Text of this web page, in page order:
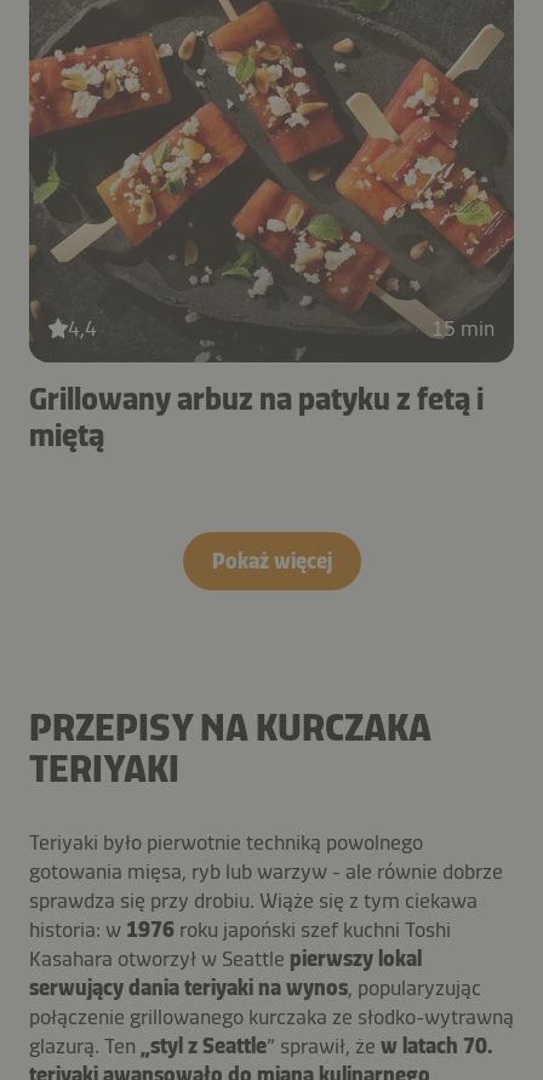
4,4 15 min
Grillowany arbuz na patyku z fetą i
miętą
Pokaż więcej
PRZEPISY NA KURCZAKA
TERIYAKI
Teriyaki było pierwotnie techniką powolnego
gotowania mięsa, ryb lub warzyw - ale równie dobrze
sprawdza się przy drobiu. Wiąże się z tym ciekawa
historia: w 1976 roku japoński szef kuchni Toshi
Kasahara otworzył w Seattle pierwszy lokal
serwujący dania teriyaki na wynos, popularyzując
połączenie grillowanego kurczaka ze słodko-wytrawną
glazurą. Ten „styl z Seattle” sprawił, że w latach 70.